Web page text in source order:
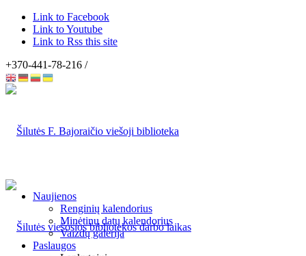
Link to Facebook
Link to Youtube
Link to Rss this site
+370-441-78-216 /
Naujienos
Renginių kalendorius
Minėtinų datų kalendorius
Vaizdų galerija
Paslaugos